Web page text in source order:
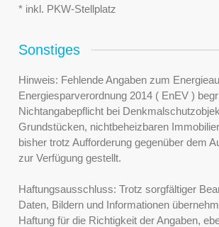
* inkl. PKW-Stellplatz
Sonstiges
Hinweis: Fehlende Angaben zum
Energiesparverordnung 2014 ( EnEV )
Nichtangabepflicht bei
Grundstücken, nichtbeheizbaren
bisher trotz Aufforderung gegenüber dem
zur Verfügung gestellt.
Haftungsausschluss: Trotz sorgfältiger
Daten, Bildern und Informationen
Haftung für die Richtigkeit der Angaben,